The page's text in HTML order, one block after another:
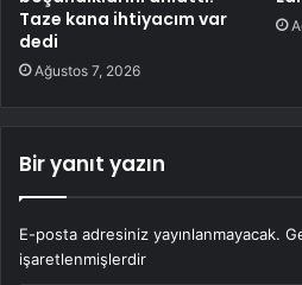
Taze kana ihtiyacım var
dedi
Ağustos 7, 2026
Bir yanıt yazın
E-posta adresiniz yayınlanmayacak.
işaretlenmişlerdir